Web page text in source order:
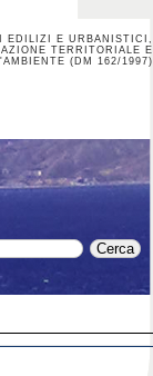
EDILIZI E URBANISTICI,
TERRITORIALE E
(DM 162/1997)